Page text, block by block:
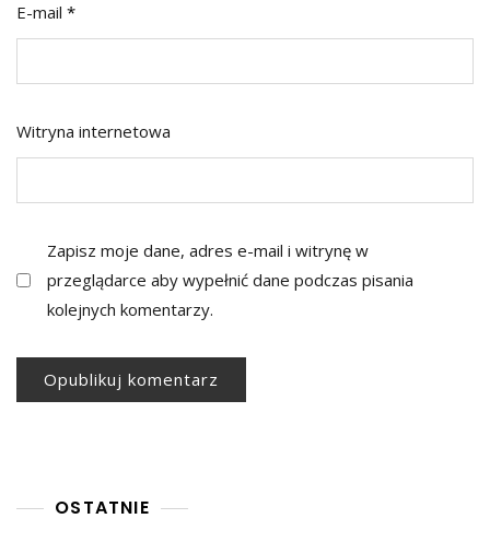
E-mail *
Witryna internetowa
Zapisz moje dane, adres e-mail i witrynę w
przeglądarce aby wypełnić dane podczas pisania
kolejnych komentarzy.
OSTATNIE